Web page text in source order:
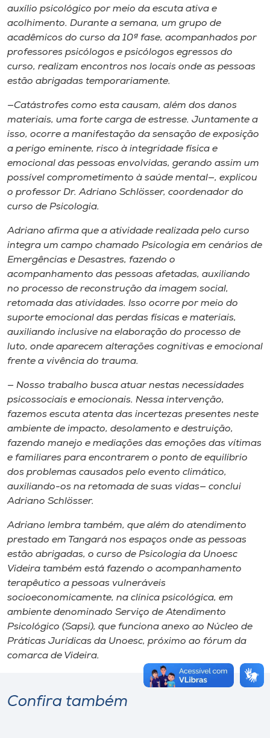
Selecione
o idioma
A+
A-
auxílio psicológico por meio da escuta ativa e
acolhimento. Durante a semana, um grupo de
acadêmicos do curso da 10ª fase, acompanhados por
professores psicólogos e psicólogos egressos do
curso, realizam encontros nos locais onde as pessoas
estão abrigadas temporariamente.
—Catástrofes como esta causam, além dos danos
materiais, uma forte carga de estresse. Juntamente a
isso, ocorre a manifestação da sensação de exposição
a perigo eminente, risco à integridade física e
emocional das pessoas envolvidas, gerando assim um
possível comprometimento à saúde mental—, explicou
o professor Dr. Adriano Schlösser, coordenador do
curso de Psicologia.
Adriano afirma que a atividade realizada pelo curso
integra um campo chamado Psicologia em cenários de
Emergências e Desastres, fazendo o
acompanhamento das pessoas afetadas, auxiliando
no processo de reconstrução da imagem social,
retomada das atividades. Isso ocorre por meio do
suporte emocional das perdas físicas e materiais,
auxiliando inclusive na elaboração do processo de
luto, onde aparecem alterações cognitivas e emocional
frente a vivência do trauma.
— Nosso trabalho busca atuar nestas necessidades
psicossociais e emocionais. Nessa intervenção,
fazemos escuta atenta das incertezas presentes neste
ambiente de impacto, desolamento e destruição,
fazendo manejo e mediações das emoções das vítimas
e familiares para encontrarem o ponto de equilíbrio
dos problemas causados pelo evento climático,
auxiliando-os na retomada de suas vidas— conclui
Adriano Schlösser.
Adriano lembra também, que além do atendimento
prestado em Tangará nos espaços onde as pessoas
estão abrigadas, o curso de Psicologia da Unoesc
Videira também está fazendo o acompanhamento
terapêutico a pessoas vulneráveis
socioeconomicamente, na clínica psicológica, em
ambiente denominado Serviço de Atendimento
Psicológico (Sapsi), que funciona anexo ao Núcleo de
Práticas Jurídicas da Unoesc, próximo ao fórum da
comarca de Videira.
Confira também